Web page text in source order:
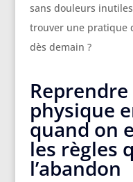
sans douleurs
trouver une pratique
dès demain ?
Reprendre
physique
quand on
les règles
l’abandon